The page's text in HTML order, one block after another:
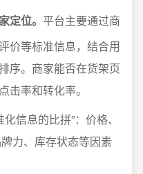
定位。 平台主要通过商
价等标准信息，结合用
序。商家能否在货架页
击率和转化率。
信息的比拼”：价格、
力、库存状态等因素